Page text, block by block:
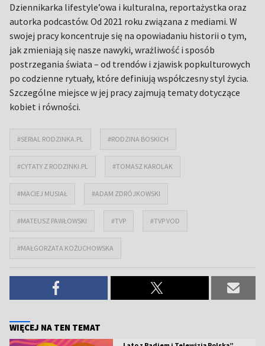
Dziennikarka lifestyle’owa i kulturalna, reportażystka oraz
autorka podcastów. Od 2021 roku związana z mediami. W
swojej pracy koncentruje się na opowiadaniu historii o tym,
jak zmieniają się nasze nawyki, wrażliwość i sposób
postrzegania świata – od trendów i zjawisk popkulturowych
po codzienne rytuały, które definiują współczesny styl życia.
Szczególne miejsce w jej pracy zajmują tematy dotyczące
kobiet i równości.
#SERIAL RODZINKA.PL #RODZINA BOSKICH
#CYTATY Z RODZINKI.PL #TOMASZ KAROLAK
#MACIEJ MUSIAŁ #ADAM ZDRÓJKOWSKI
#MATEUSZ PAWŁOWSKI #TVP #TVP VOD
#MAŁGORZATA KOŻUCHOWSKA
WIĘCEJ NA TEN TEMAT